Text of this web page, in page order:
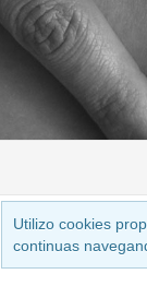
Utilizo cookies
continuas